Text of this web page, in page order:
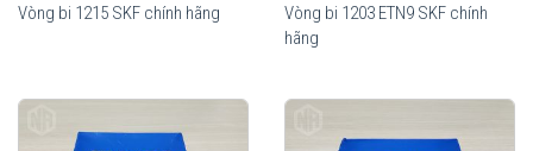
Vòng bi 1215 SKF chính hãng
Vòng bi 1203 ETN9 SKF chính
hãng